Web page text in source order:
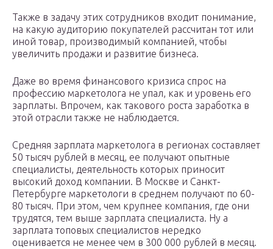
Также в задачу этих сотрудников входит понимание,
на какую аудиторию покупателей рассчитан тот или
иной товар, производимый компанией, чтобы
увеличить продажи и развитие бизнеса.
Даже во время финансового кризиса спрос на
профессию маркетолога не упал, как и уровень его
зарплаты. Впрочем, как такового роста заработка в
этой отрасли также не наблюдается.
Средняя зарплата маркетолога в регионах составляет
50 тысяч рублей в месяц, ее получают опытные
специалисты, деятельность которых приносит
высокий доход компании. В Москве и Санкт-
Петербурге маркетологи в среднем получают по 60-
80 тысяч. При этом, чем крупнее компания, где они
трудятся, тем выше зарплата специалиста. Ну а
зарплата топовых специалистов нередко
оценивается не менее чем в 300 000 рублей в месяц.